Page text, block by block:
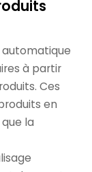
automatique
à partir
Ces
en
la